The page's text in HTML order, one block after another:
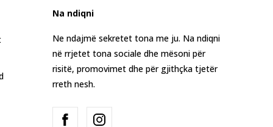
Na ndiqni
Ne ndajmë sekretet tona me ju. Na ndiqni
në rrjetet tona sociale dhe mësoni për
risitë, promovimet dhe për gjithçka tjetër
rreth nesh.